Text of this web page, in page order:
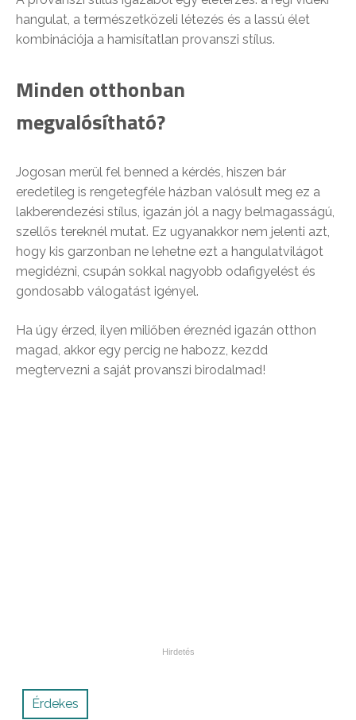
hangulat, a természetközeli létezés és a lassú élet
kombinációja a hamisítatlan provanszi stílus.
Minden otthonban
megvalósítható?
Jogosan merül fel benned a kérdés, hiszen bár
eredetileg is rengetegféle házban valósult meg ez a
lakberendezési stílus, igazán jól a nagy belmagasságú,
szellős tereknél mutat. Ez ugyanakkor nem jelenti azt,
hogy kis garzonban ne lehetne ezt a hangulatvilágot
megidézni, csupán sokkal nagyobb odafigyelést és
gondosabb válogatást igényel.
Ha úgy érzed, ilyen miliőben éreznéd igazán otthon
magad, akkor egy percig ne habozz, kezdd
megtervezni a saját provanszi birodalmad!
Érdekes